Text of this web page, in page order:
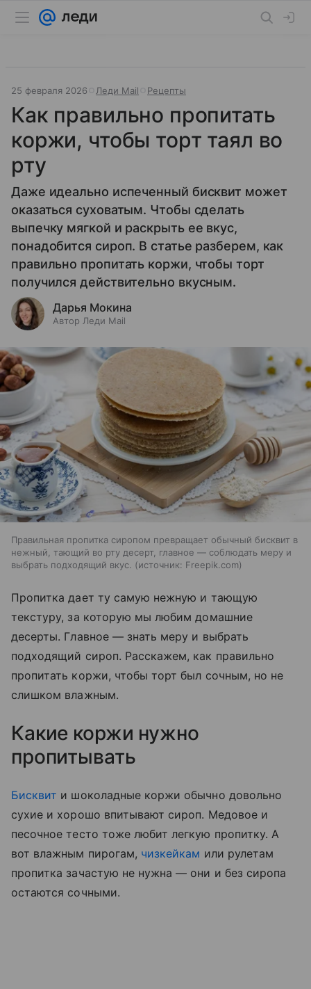
25 февраля 2026 Леди Mail Рецепты
Как правильно пропитать
коржи, чтобы торт таял во
рту
Даже идеально испеченный бисквит может
оказаться суховатым. Чтобы сделать
выпечку мягкой и раскрыть ее вкус,
понадобится сироп. В статье разберем, как
правильно пропитать коржи, чтобы торт
получился действительно вкусным.
Дарья Мокина
Автор Леди Mail
Правильная пропитка сиропом превращает обычный бисквит в
нежный, тающий во рту десерт, главное — соблюдать меру и
выбрать подходящий вкус.
источник: Freepik.com
Пропитка дает ту самую нежную и тающую
текстуру, за которую мы любим домашние
десерты. Главное — знать меру и выбрать
подходящий сироп. Расскажем, как правильно
пропитать коржи, чтобы торт был сочным, но не
слишком влажным.
Какие коржи нужно
пропитывать
Бисквит и шоколадные коржи обычно довольно
сухие и хорошо впитывают сироп. Медовое и
песочное тесто тоже любит легкую пропитку. А
вот влажным пирогам, чизкейкам или рулетам
пропитка зачастую не нужна — они и без сиропа
остаются сочными.